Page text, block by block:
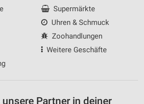
Supermärkte
Uhren & Schmuck
Zoohandlungen
Weitere Geschäfte
Partner in deiner